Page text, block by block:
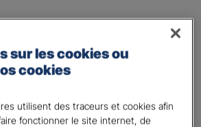
envisagez
:
sur les cookies ou
cookies
utilisent des traceurs et cookies afin
fonctionner le site internet, de